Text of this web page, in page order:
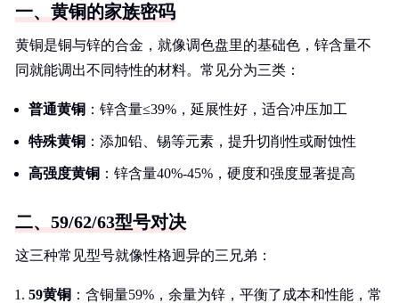
一、黄铜的家族密码
黄铜是铜与锌的合金，就像调色盘里的基础色，锌含量不
同就能调出不同特性的材料。常见分为三类：
普通黄铜 ：锌含量≤39%，延展性好，适合冲压加工
特殊黄铜 ：添加铅、锡等元素，提升切削性或耐蚀性
高强度黄铜 ：锌含量40%-45%，硬度和强度显著提高
二、59/62/63型号对决
这三种常见型号就像性格迥异的三兄弟：
59黄铜 ：含铜量59%，余量为锌，平衡了成本和性能，常